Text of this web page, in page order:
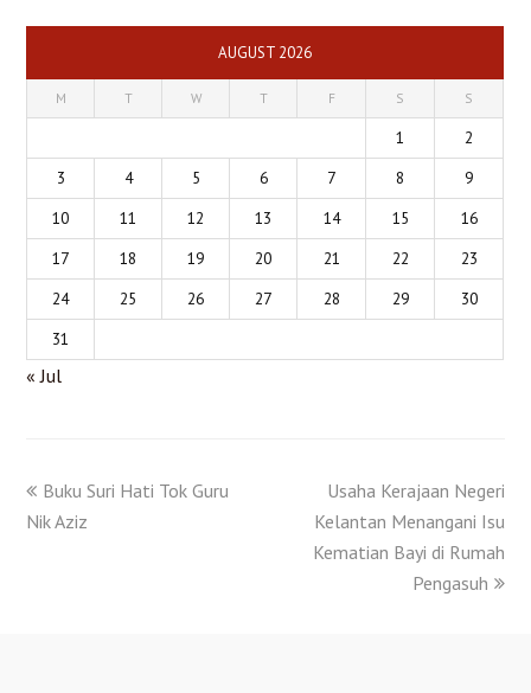
AUGUST 2026
M T W T F S S
1
2
3
4 5 6 7 8
9
10
11 12 13 14 15
16
17
18 19 20 21 22
23
24
25 26 27 28 29
30
31
« Jul
Buku Suri Hati Tok Guru
Nik Aziz
Usaha Kerajaan Negeri
Kelantan Menangani Isu
Kematian Bayi di Rumah
Pengasuh